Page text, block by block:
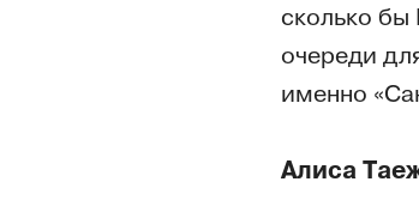
сколько
очереди
именно
Алиса